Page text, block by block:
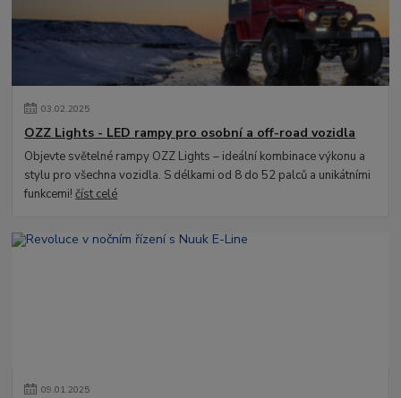
03.02.2025
OZZ Lights - LED rampy pro osobní a off-road vozidla
Objevte světelné rampy OZZ Lights – ideální kombinace výkonu a
stylu pro všechna vozidla. S délkami od 8 do 52 palců a unikátními
funkcemi!číst celé
09.01.2025